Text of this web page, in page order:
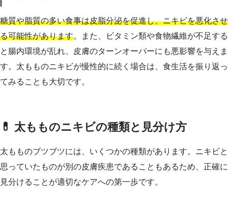
糖質や脂質の多い食事は皮脂分泌を促進し、ニキビを悪化させ
る可能性があります。また、ビタミン類や食物繊維が不足する
と腸内環境が乱れ、皮膚のターンオーバーにも悪影響を与えま
す。太もものニキビが慢性的に続く場合は、食生活を振り返っ
てみることも大切です。
💊 太もものニキビの種類と見分け方
太もものブツブツには、いくつかの種類があります。ニキビと
思っていたものが別の皮膚疾患であることもあるため、正確に
見分けることが適切なケアへの第一歩です。